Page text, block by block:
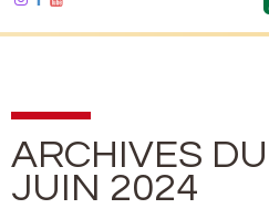
ARCHIVES
JUIN 2024